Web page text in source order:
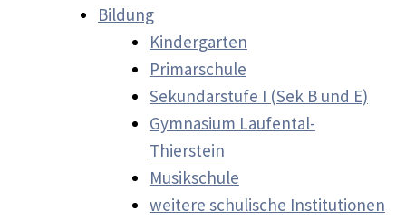
Bildung
Kindergarten
Primarschule
Sekundarstufe I (Sek B und E)
Gymnasium Laufental-
Thierstein
Musikschule
weitere schulische Institutionen